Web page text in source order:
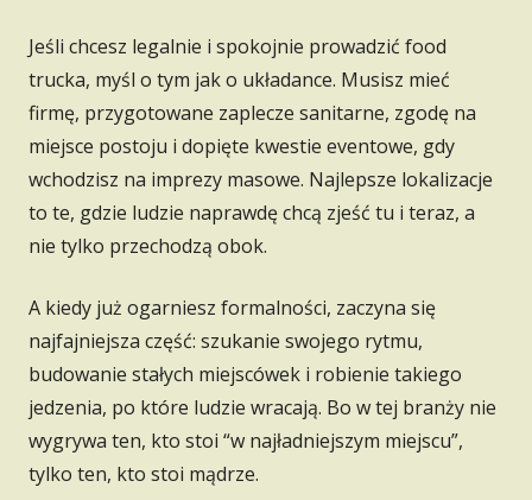
Jeśli chcesz legalnie i spokojnie prowadzić food
trucka, myśl o tym jak o układance. Musisz mieć
firmę, przygotowane zaplecze sanitarne, zgodę na
miejsce postoju i dopięte kwestie eventowe, gdy
wchodzisz na imprezy masowe. Najlepsze lokalizacje
to te, gdzie ludzie naprawdę chcą zjeść tu i teraz, a
nie tylko przechodzą obok.
A kiedy już ogarniesz formalności, zaczyna się
najfajniejsza część: szukanie swojego rytmu,
budowanie stałych miejscówek i robienie takiego
jedzenia, po które ludzie wracają. Bo w tej branży nie
wygrywa ten, kto stoi “w najładniejszym miejscu”,
tylko ten, kto stoi mądrze.